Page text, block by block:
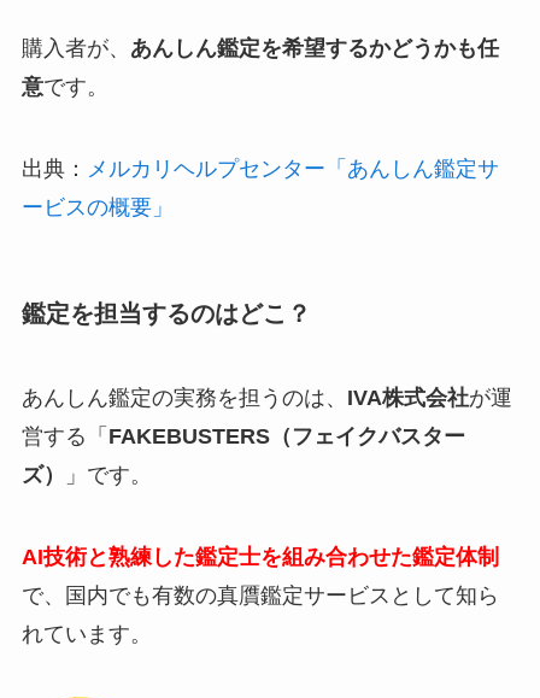
購入者が、 あんしん鑑定を希望するかどうかも任
意です。
出典： メルカリヘルプセンター「あんしん鑑定サ
ービスの概要」
鑑定を担当するのはどこ？
あんしん鑑定の実務を担うのは、 IVA株式会社が運
営する「 FAKEBUSTERS（フェイクバスター
ズ）
」です。
AI技術と熟練した鑑定士を組み合わせた鑑定体制
で、国内でも有数の真贋鑑定サービスとして知ら
れています。